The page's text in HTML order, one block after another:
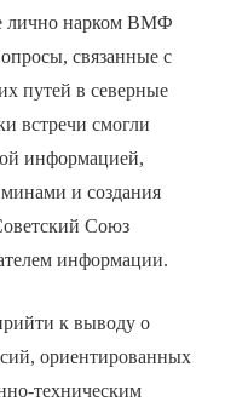
лично нарком ВМФ
связанные с
путей в северные
встречи смогли
информацией,
и создания
Союз
информации.
к выводу о
ориентированных
техническим